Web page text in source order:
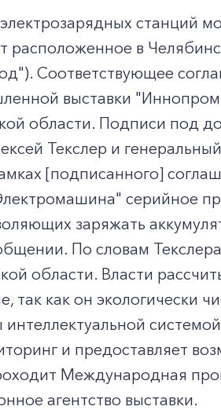
станций
расположенное в
Соответствующее
выставки
области. Подписи под
Текслер и
[подписанного]
серийное
заряжать
По словам
области. Власти
так как он экологически
и предоставляет
Международная
агентство выставки.